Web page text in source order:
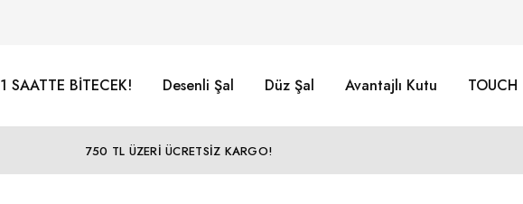
1 SAATTE BİTECEK! Desenli Şal Düz Şal Avantajlı Kutu TOUCH
750 TL ÜZERİ ÜCRETSİZ KARGO!